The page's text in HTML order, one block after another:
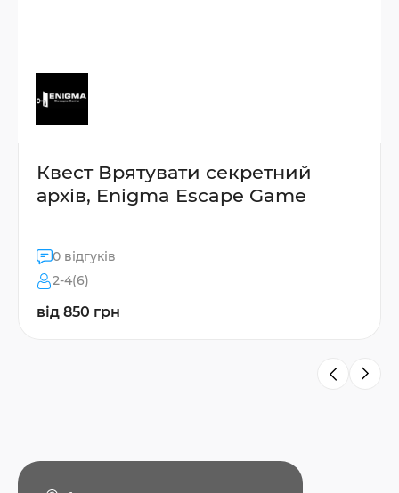
Квест Врятувати секретний
архів, Enigma Escape Game
0 відгуків
2-4(6)
від 850 грн